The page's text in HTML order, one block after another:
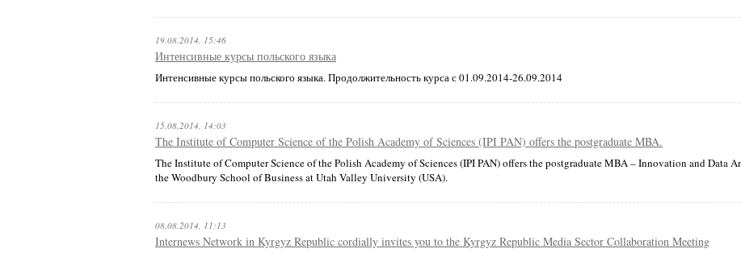
19.08.2014, 15:46
Интенсивные курсы польского языка
Интенсивные курсы польского языка. Продолжительность курса с 01.09.2014-26.09.2014
15.08.2014, 14:03
The Institute of Computer Science of the Polish Academy of Sciences (IPI PAN) offers the postgraduate MBA.
The Institute of Computer Science of the Polish Academy of Sciences (IPI PAN) offers the postgraduate MBA – Innovation and Data
the Woodbury School of Business at Utah Valley University (USA).
08.08.2014, 11:13
Internews Network in Kyrgyz Republic cordially invites you to the Kyrgyz Republic Media Sector Collaboration Meeting